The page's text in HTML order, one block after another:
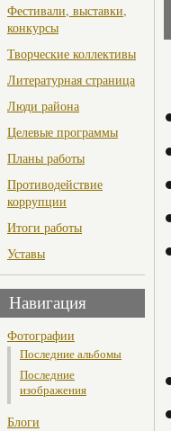
Фестивали, выставки,
конкурсы
Творческие коллективы
Литературная страница
Люди района
Целевые программы
Планы работы
Противодействие
коррупции
Итоги работы
Уставы
Навигация
Фотографии
Последние альбомы
Последние
изображения
Блоги